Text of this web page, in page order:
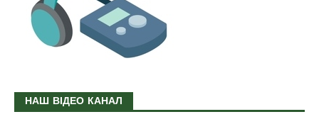
НАШ ВІДЕО КАНАЛ